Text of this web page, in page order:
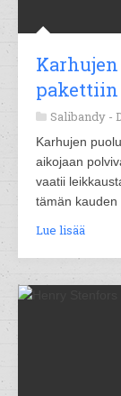
pakettiin
Salibandy -
Karhujen
aikojaan
vaatii
tämän kauden
Lue lisää